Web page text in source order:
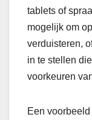
tablets of
mogelijk om
verduisteren,
in te stellen
voorkeuren
Een